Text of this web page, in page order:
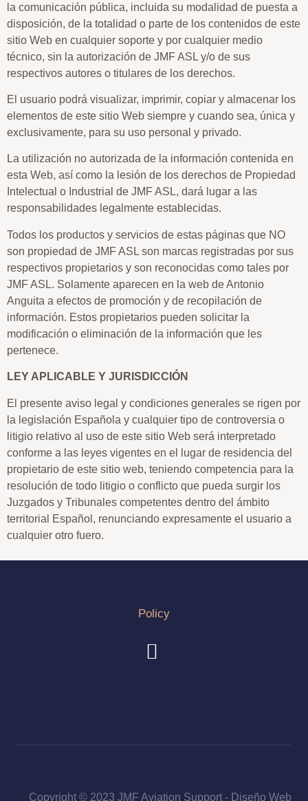
la comunicación pública, incluida su modalidad de puesta a
disposición, de la totalidad o parte de los contenidos de este
sitio Web en cualquier soporte y por cualquier medio
técnico, sin la autorización de JMF ASL y/o de sus
respectivos autores o titulares de los derechos.
El usuario podrá visualizar, imprimir, copiar y almacenar los
elementos de este sitio Web siempre y cuando sea, única y
exclusivamente, para su uso personal y privado.
La utilización no autorizada de la información contenida en
esta Web, así como la lesión de los derechos de Propiedad
Intelectual o Industrial de JMF ASL, dará lugar a las
responsabilidades legalmente establecidas.
Todos los productos y servicios de estas páginas que NO
son propiedad de JMF ASL son marcas registradas por sus
respectivos propietarios y son reconocidas como tales por
JMF ASL. Solamente aparecen en la web de Antonio
Anguita a efectos de promoción y de recopilación de
información. Estos propietarios pueden solicitar la
modificación o eliminación de la información que les
pertenece.
LEY APLICABLE Y JURISDICCIÓN
El presente aviso legal y condiciones generales se rigen por
la legislación Española y cualquier tipo de controversia o
litigio relativo al uso de este sitio Web será interpretado
conforme a las leyes vigentes en el lugar de residencia del
propietario de este sitio web, teniendo competencia para la
resolución de todo litigio o conflicto que pueda surgir los
Juzgados y Tribunales competentes dentro del ámbito
territorial Español, renunciando expresamente el usuario a
cualquier otro fuero.
Policy
Copyright © 2023 JMF Aviation Support - Diseño Web